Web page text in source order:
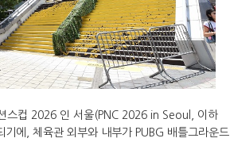
스컵 2026 인 서울(PNC 2026 in Seoul, 이하
에, 체육관 외부와 내부가 PUBG 배틀그라운드